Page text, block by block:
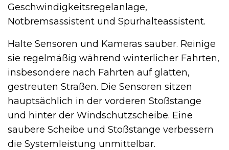
Geschwindigkeitsregelanlage,
Notbremsassistent und Spurhalteassistent.
Halte Sensoren und Kameras sauber. Reinige
sie regelmäßig während winterlicher Fahrten,
insbesondere nach Fahrten auf glatten,
gestreuten Straßen. Die Sensoren sitzen
hauptsächlich in der vorderen Stoßstange
und hinter der Windschutzscheibe. Eine
saubere Scheibe und Stoßstange verbessern
die Systemleistung unmittelbar.